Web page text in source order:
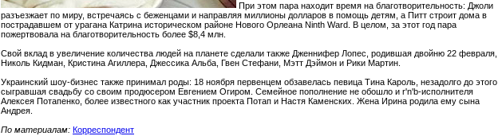
При этом пара находит время на благотворительность: Джоли
разъезжает по миру, встречаясь с беженцами и направляя миллионы долларов в помощь детям, а Питт строит дома в
пострадавшем от урагана Катрина историческом районе Нового Орлеана Ninth Ward. В целом, за этот год пара
пожертвовала на благотворительность более $8,4 млн.
Свой вклад в увеличение количества людей на планете сделали также Дженнифер Лопес, родившая двойню 22 февраля,
Николь Кидман, Кристина Агиллера, Джессика Альба, Гвен Стефани, Мэтт Дэймон и Рики Мартин.
Украинский шоу-бизнес также принимал роды: 18 ноября первенцем обзавелась певица Тина Кароль, незадолго до этого
сыгравшая свадьбу со своим продюсером Евгением Огиром. Семейное пополнение не обошло и r'n'b-исполнителя
Алексея Потапенко, более известного как участник проекта Потап и Настя Каменских. Жена Ирина родила ему сына
Андрея.
По материалам: Корреспондент